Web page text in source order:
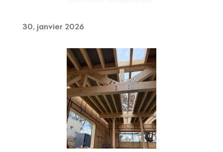
30, janvier 2026